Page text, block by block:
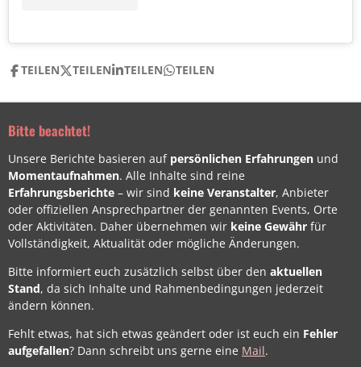
TEILEN TEILEN TEILEN TEILEN
Bitte beachtet!
Unsere Berichte basieren auf persönlichen Erfahrungen und
Momentaufnahmen. Alle Inhalte sind reine
Erfahrungsberichte – wir sind keine Veranstalter, Anbieter
oder offiziellen Ansprechpartner der genannten Events, Orte
oder Aktivitäten. Daher übernehmen wir keine Gewähr für
Vollständigkeit, Aktualität oder mögliche Änderungen.
Bitte informiert euch zusätzlich selbst über den aktuellen
Stand, da sich Inhalte und Rahmenbedingungen jederzeit
ändern können.
Fehlt etwas, hat sich etwas geändert oder ist euch ein Fehler
aufgefallen? Dann schreibt uns gerne eine Mail.